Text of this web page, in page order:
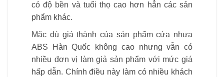
có độ bền và tuổi thọ cao hơn hẳn các sản
phẩm khác.
Mặc dù giá thành của sản phẩm cửa nhựa
ABS Hàn Quốc không cao nhưng vẫn có
nhiều đơn vị làm giả sản phẩm với mức giá
hấp dẫn. Chính điều này làm có nhiều khách